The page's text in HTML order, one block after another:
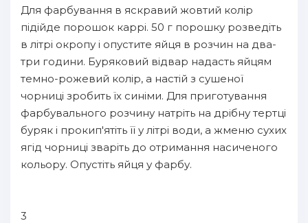
Для фарбування в яскравий жовтий колір
підійде порошок каррі. 50 г порошку розведіть
в літрі окропу і опустите яйця в розчин на два-
три години. Буряковий відвар надасть яйцям
темно-рожевий колір, а настій з сушеної
чорниці зробить їх синіми. Для приготування
фарбувального розчину натріть на дрібну тертці
буряк і прокип'ятіть її у літрі води, а жменю сухих
ягід чорниці зваріть до отримання насиченого
кольору. Опустіть яйця у фарбу.
3